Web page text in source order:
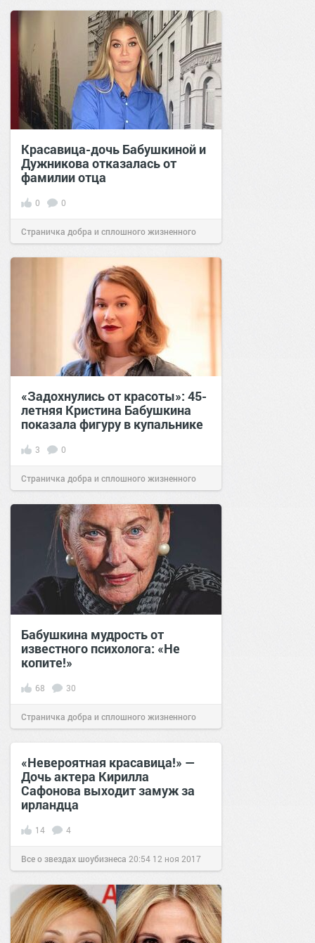
Красавица-дочь Бабушкиной и
Дужникова отказалась от
фамилии отца
0 0
Страничка добра и сплошного жизненного
позитива!08:1024 мар 2023
«Задохнулись от красоты»: 45-
летняя Кристина Бабушкина
показала фигуру в купальнике
3 0
Страничка добра и сплошного жизненного
позитива!15:0203 фев 2023
Бабушкина мудрость от
известного психолога: «Не
копите!»
68 30
Страничка добра и сплошного жизненного
позитива! 14:22 14 фев 2023
«Невероятная красавица!» —
Дочь актера Кирилла
Сафонова выходит замуж за
ирландца
14 4
Все о звездах шоубизнеса 20:54 12 ноя 2017